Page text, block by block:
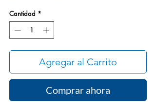
Cantidad *
Agregar al Carrito
Comprar ahora